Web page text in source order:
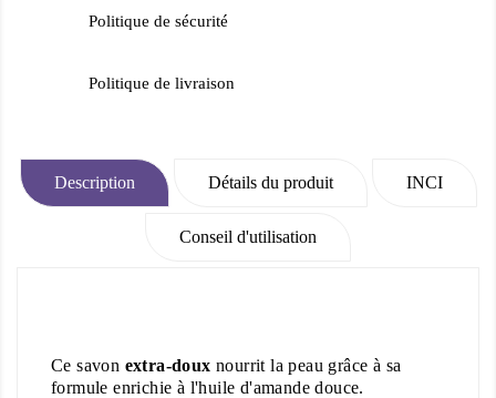
Politique de sécurité
Politique de livraison
Description Détails du produit INCI
Conseil d'utilisation
Ce savon extra-doux nourrit la peau grâce à sa
formule enrichie à l'huile d'amande douce.